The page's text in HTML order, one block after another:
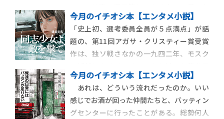
ことがある。当時のその方のお子さんは、
上は社会人で、下は大学生。うちの息子は
まだ小学生だった。「そうだなぁ、大学に
入れば、って思っていたけど、やっぱり心配
で、成人に
今月のイチオシ本【エンタメ小説】
「史上初、選考委員全員が５点満点」が話
題の、第11回アガサ・クリスティー賞受賞
作は、独ソ戦さなかの一九四二年、モスク
ける。母親のエカチェリーナとともに、狩
りをして暮らしていたセラフィマの日常
は、ある日突然断ち切られる。ドイツ兵に
よって、村人は皆殺しにされ、エカチェリー
今月のイチオシ本【エンタメ小説】
あれは、どういう流れだったのか。いい
感じでお酒が回った仲間たちと、バッティン
グセンターに行ったことがある。総勢何人